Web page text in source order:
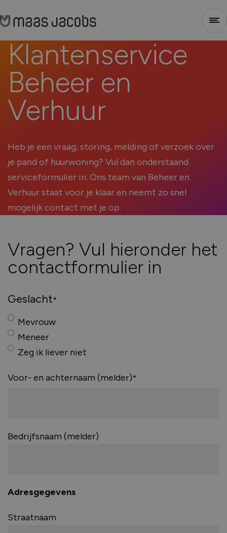
Sluiten
1 2 3
Renovatie (Je vervangt de kozijnen van een
bestaand huis)
kozijnen nodig)
Welk type service zoek je voor jouw
Klantenservice
Beheer en
Verhuur
Heb je een vraag, storing, melding of verzoek over
je pand of huurwoning? Vul dan onderstaand
serviceformulier in. Ons team van Beheer en
Verhuur staat voor je klaar en neemt zo snel
mogelijk contact met je op.
Vragen? Vul hieronder het
contactformulier in
Geslacht
Mevrouw
Meneer
Zeg ik liever niet
Voor- en achternaam (melder)
Bedrijfsnaam (melder)
Adresgegevens
Straatnaam